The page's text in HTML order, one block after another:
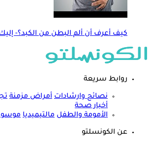
كيف أعرف أن ألم البطن من الكبد؟- إليك
روابط سريعة
نصائح وارشادات أمراض مزمنة
أخبار صحة
الأمومة والطفل مالتيميديا
عن الكونسلتو